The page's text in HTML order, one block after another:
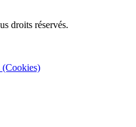
droits réservés.
(Cookies)